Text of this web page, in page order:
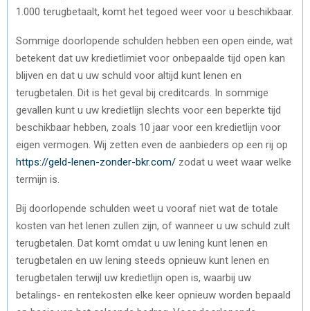
1.000 terugbetaalt, komt het tegoed weer voor u beschikbaar.
Sommige doorlopende schulden hebben een open einde, wat
betekent dat uw kredietlimiet voor onbepaalde tijd open kan
blijven en dat u uw schuld voor altijd kunt lenen en
terugbetalen. Dit is het geval bij creditcards. In sommige
gevallen kunt u uw kredietlijn slechts voor een beperkte tijd
beschikbaar hebben, zoals 10 jaar voor een kredietlijn voor
eigen vermogen. Wij zetten even de aanbieders op een rij op
https://geld-lenen-zonder-bkr.com/ zodat u weet waar welke
termijn is.
Bij doorlopende schulden weet u vooraf niet wat de totale
kosten van het lenen zullen zijn, of wanneer u uw schuld zult
terugbetalen. Dat komt omdat u uw lening kunt lenen en
terugbetalen en uw lening steeds opnieuw kunt lenen en
terugbetalen terwijl uw kredietlijn open is, waarbij uw
betalings- en rentekosten elke keer opnieuw worden bepaald